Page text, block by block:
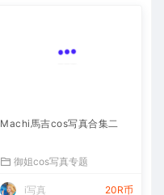
Machi馬吉cos写真合集二
御姐cos写真专题
i写真 20R币